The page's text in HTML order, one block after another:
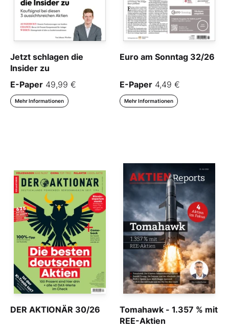
Jetzt schlagen die
Insider zu
E-Paper 49,99 €
Mehr Informationen
Euro am Sonntag 32/26
E-Paper 4,49 €
Mehr Informationen
DER AKTIONÄR 30/26
Tomahawk - 1.357 % mit
REE-Aktien